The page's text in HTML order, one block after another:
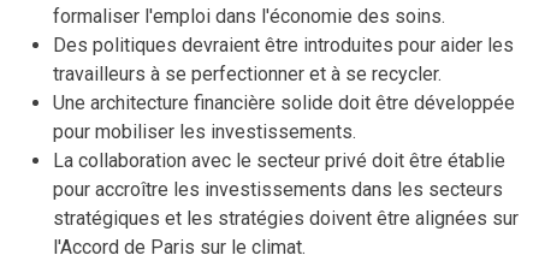
formaliser l'emploi dans l'économie des soins.
Des politiques devraient être introduites pour aider les
travailleurs à se perfectionner et à se recycler.
Une architecture financière solide doit être développée
pour mobiliser les investissements.
La collaboration avec le secteur privé doit être établie
pour accroître les investissements dans les secteurs
stratégiques et les stratégies doivent être alignées sur
l'Accord de Paris sur le climat.